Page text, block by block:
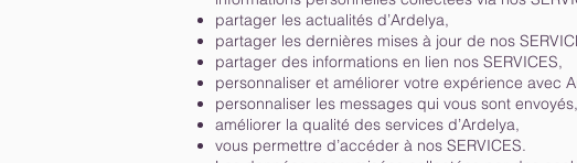
partager les actualités d’Ardelya,
partager les dernières mises à jour de nos
partager des informations en lien nos SERVICES,
personnaliser et améliorer votre expérience avec
personnaliser les messages qui vous sont envoyés,
améliorer la qualité des services d’Ardelya,
vous permettre d’accéder à nos SERVICES.